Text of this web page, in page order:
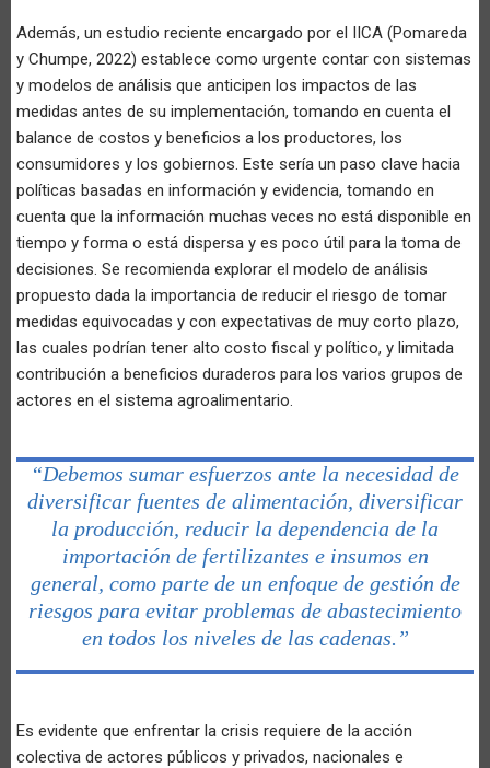
Además, un estudio reciente encargado por el IICA (Pomareda
y Chumpe, 2022) establece como urgente contar con sistemas
y modelos de análisis que anticipen los impactos de las
medidas antes de su implementación, tomando en cuenta el
balance de costos y beneficios a los productores, los
consumidores y los gobiernos. Este sería un paso clave hacia
políticas basadas en información y evidencia, tomando en
cuenta que la información muchas veces no está disponible en
tiempo y forma o está dispersa y es poco útil para la toma de
decisiones. Se recomienda explorar el modelo de análisis
propuesto dada la importancia de reducir el riesgo de tomar
medidas equivocadas y con expectativas de muy corto plazo,
las cuales podrían tener alto costo fiscal y político, y limitada
contribución a beneficios duraderos para los varios grupos de
actores en el sistema agroalimentario.
“Debemos sumar esfuerzos ante la necesidad de
diversificar fuentes de alimentación, diversificar
la producción, reducir la dependencia de la
importación de fertilizantes e insumos en
general, como parte de un enfoque de gestión de
riesgos para evitar problemas de abastecimiento
en todos los niveles de las cadenas.”
Es evidente que enfrentar la crisis requiere de la acción
colectiva de actores públicos y privados, nacionales e